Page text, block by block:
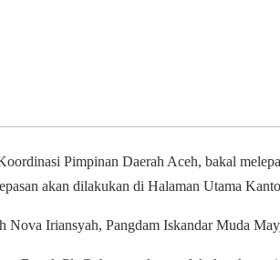
Pimpinan Daerah Aceh, bakal
akan dilakukan di Halaman Utama
Nova Iriansyah, Pangdam Iskandar Muda